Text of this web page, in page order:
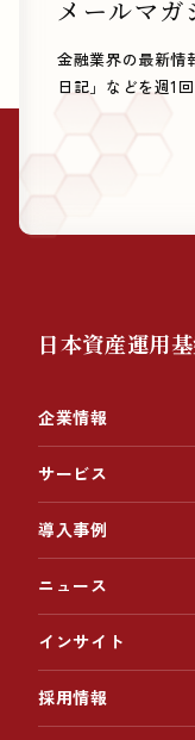
メールマガ
金融業界の最新情
日記」などを週1
日本資産運用
企業情報
サービス
導入事例
ニュース
インサイト
採用情報